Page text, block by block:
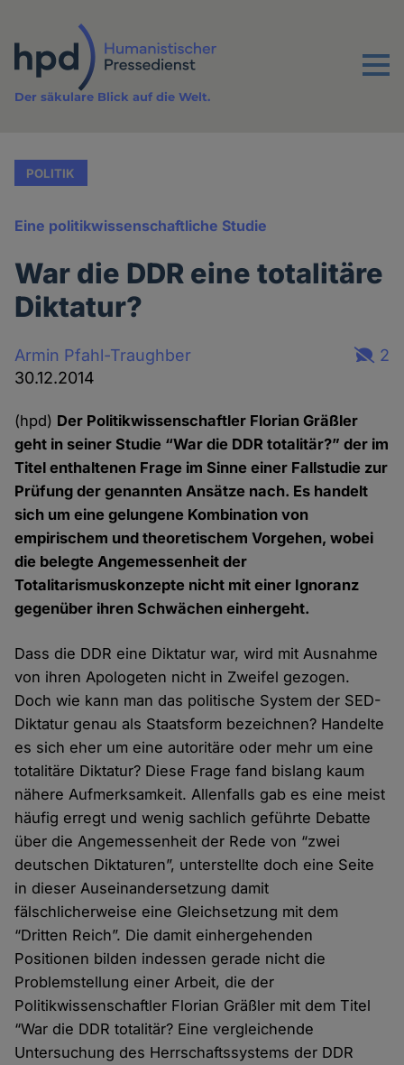
Inhalt
Menu
Der säkulare Blick auf die Welt.
POLITIK
Eine politikwissenschaftliche Studie
War die DDR eine totalitäre
Diktatur?
Armin Pfahl-Traughber
30.12.2014
2
(hpd) Der Politikwissenschaftler Florian Gräßler
geht in seiner Studie “War die DDR totalitär?” der im
Titel enthaltenen Frage im Sinne einer Fallstudie zur
Prüfung der genannten Ansätze nach. Es handelt
sich um eine gelungene Kombination von
empirischem und theoretischem Vorgehen, wobei
die belegte Angemessenheit der
Totalitarismuskonzepte nicht mit einer Ignoranz
gegenüber ihren Schwächen einhergeht.
Dass die DDR eine Diktatur war, wird mit Ausnahme
von ihren Apologeten nicht in Zweifel gezogen.
Doch wie kann man das politische System der SED-
Diktatur genau als Staatsform bezeichnen? Handelte
es sich eher um eine autoritäre oder mehr um eine
totalitäre Diktatur? Diese Frage fand bislang kaum
nähere Aufmerksamkeit. Allenfalls gab es eine meist
häufig erregt und wenig sachlich geführte Debatte
über die Angemessenheit der Rede von “zwei
deutschen Diktaturen”, unterstellte doch eine Seite
in dieser Auseinandersetzung damit
fälschlicherweise eine Gleichsetzung mit dem
“Dritten Reich”. Die damit einhergehenden
Positionen bilden indessen gerade nicht die
Problemstellung einer Arbeit, die der
Politikwissenschaftler Florian Gräßler mit dem Titel
“War die DDR totalitär? Eine vergleichende
Untersuchung des Herrschaftssystems der DDR